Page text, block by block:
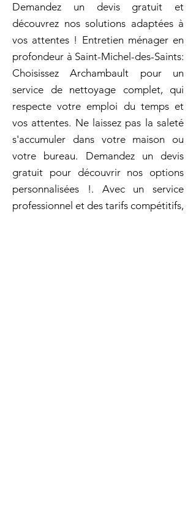
Demandez un devis gratuit et
découvrez nos solutions adaptées à
vos attentes ! Entretien ménager en
profondeur à Saint-Michel-des-Saints:
Choisissez Archambault pour un
service de nettoyage complet, qui
respecte votre emploi du temps et
vos attentes. Ne laissez pas la saleté
s'accumuler dans votre maison ou
votre bureau. Demandez un devis
gratuit pour découvrir nos options
personnalisées !. Avec un service
professionnel et des tarifs compétitifs,